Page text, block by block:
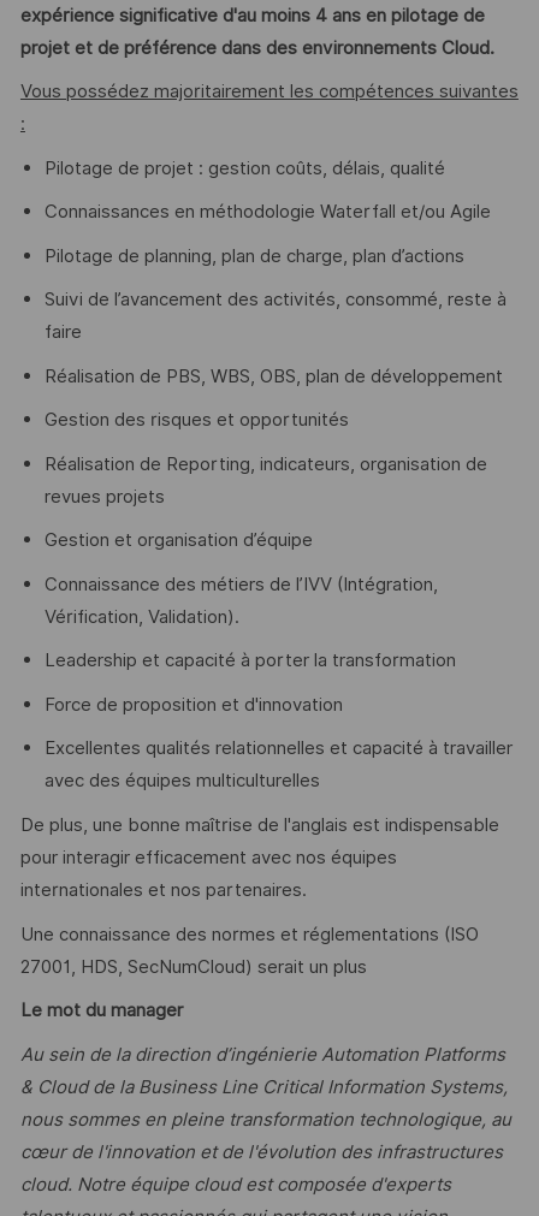
expérience significative d'au moins 4 ans en pilotage de
projet et de préférence dans des environnements Cloud.
Vous possédez majoritairement les compétences suivantes
:
Pilotage de projet : gestion coûts, délais, qualité
Connaissances en méthodologie Waterfall et/ou Agile
Pilotage de planning, plan de charge, plan d’actions
Suivi de l’avancement des activités, consommé, reste à
faire
Réalisation de PBS, WBS, OBS, plan de développement
Gestion des risques et opportunités
Réalisation de Reporting, indicateurs, organisation de
revues projets
Gestion et organisation d’équipe
Connaissance des métiers de l’IVV (Intégration,
Vérification, Validation).
Leadership et capacité à porter la transformation
Force de proposition et d'innovation
Excellentes qualités relationnelles et capacité à travailler
avec des équipes multiculturelles
De plus, une bonne maîtrise de l'anglais est indispensable
pour interagir efficacement avec nos équipes
internationales et nos partenaires.
Une connaissance des normes et réglementations (ISO
27001, HDS, SecNumCloud) serait un plus
Le mot du manager
Au sein de la direction d’ingénierie Automation Platforms
& Cloud de la Business Line Critical Information Systems,
nous sommes en pleine transformation technologique, au
cœur de l'innovation et de l'évolution des infrastructures
cloud. Notre équipe cloud est composée d'experts